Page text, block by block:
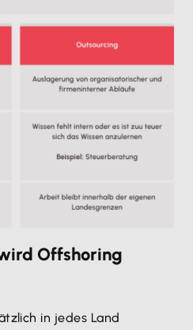
Offshoring
in jedes Land